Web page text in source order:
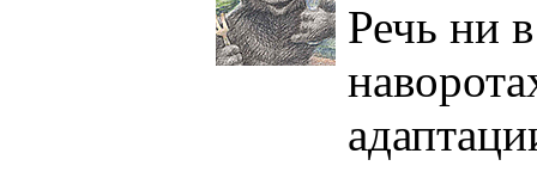
Речь ни